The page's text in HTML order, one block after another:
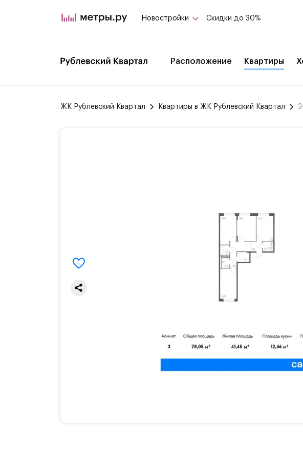
Новостройки Скидки до 30%
Расположение Квартиры
ЖК Рублевский Квартал Квартиры в ЖК Рублевский Квартал